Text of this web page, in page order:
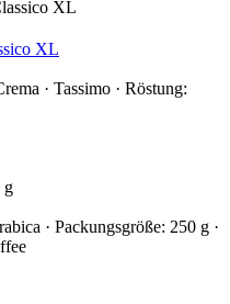
XL
· Tassimo · Röstung:
· Packungsgröße: 250 g ·